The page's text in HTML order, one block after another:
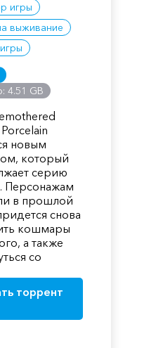
игры
выживание
4.51 GB
новым
который
серию
Персонажам
в прошлой
снова
кошмары
а также
со
торрент